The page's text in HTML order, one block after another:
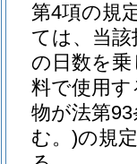
第4項の規
ては、当
の日数を
料で使用
物が法第
む。)の規